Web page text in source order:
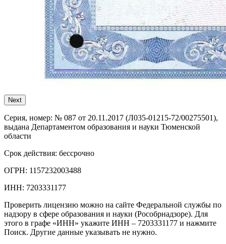
Next
Серия, номер: № 087 от 20.11.2017 (Л035-01215-72/00275501),
выдана Департаментом образования и науки Тюменской
области
Срок действия: бессрочно
ОГРН: 1157232003488
ИНН: 7203331177
Проверить лицензию можно на сайте Федеральной службы по
надзору в сфере образования и науки (Рособрнадзоре). Для
этого в графе «ИНН» укажите ИНН – 7203331177 и нажмите
Поиск. Другие данные указывать не нужно.